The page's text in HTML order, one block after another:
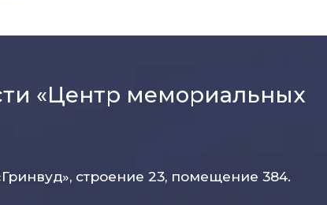
«Центр мемориальных
строение 23, помещение 384.